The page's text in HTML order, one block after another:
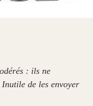
: ils ne
de les envoyer